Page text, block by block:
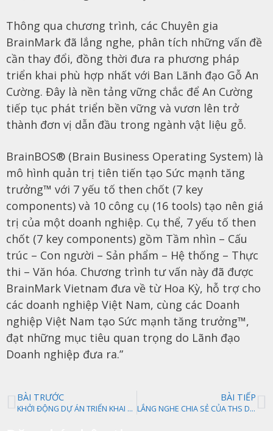
Thông qua chương trình, các Chuyên gia
BrainMark đã lắng nghe, phân tích những vấn đề
cần thay đổi, đồng thời đưa ra phương pháp
triển khai phù hợp nhất với Ban Lãnh đạo Gỗ An
Cường. Đây là nền tảng vững chắc để An Cường
tiếp tục phát triển bền vững và vươn lên trở
thành đơn vị dẫn đầu trong ngành vật liệu gỗ.
BrainBOS® (Brain Business Operating System) là
mô hình quản trị tiên tiến tạo Sức mạnh tăng
trưởng™ với 7 yếu tố then chốt (7 key
components) và 10 công cụ (16 tools) tạo nên giá
trị của một doanh nghiệp. Cụ thể, 7 yếu tố then
chốt (7 key components) gồm Tầm nhìn – Cấu
trúc – Con người – Sản phẩm – Hệ thống – Thực
thi – Văn hóa. Chương trình tư vấn này đã được
BrainMark Vietnam đưa về từ Hoa Kỳ, hỗ trợ cho
các doanh nghiệp Việt Nam, cùng các Doanh
nghiệp Việt Nam tạo Sức mạnh tăng trưởng™,
đạt những mục tiêu quan trọng do Lãnh đạo
Doanh nghiệp đưa ra.”
BÀI TRƯỚC
KHỞI ĐỘNG DỰ ÁN TRIỂN KHAI HỆ THỐNG LẬP KẾ HOẠCH KINH DOANH CHO SEPON GROUP
BÀI TIẾP
LẮNG NGHE CHIA SẺ CỦA THS DAVID TAN NGUYEN VỀ CÁCH QUẢN TRỊ BẰNG TƯ TƯỞNG VÀ VĂN HÓA CHO DOANH NGHIỆP